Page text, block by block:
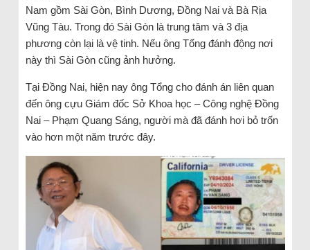
Nam gồm Sài Gòn, Bình Dương, Đồng Nai và Bà Rịa
Vũng Tàu. Trong đó Sài Gòn là trung tâm và 3 địa
phương còn lại là vệ tinh. Nếu ông Tổng đánh động nơi
này thì Sài Gòn cũng ảnh hưởng.
Tại Đồng Nai, hiện nay ông Tổng cho đánh án liên quan
đến ông cựu Giám đốc Sở Khoa học – Công nghệ Đồng
Nai – Phạm Quang Sáng, người mà đã đánh hơi bỏ trốn
vào hơn một năm trước đây.